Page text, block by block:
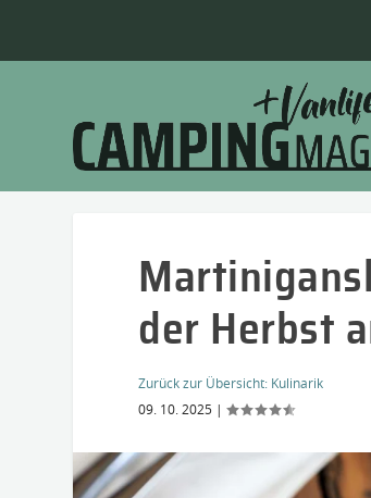
der Herbst
Zurück zur Übersicht: Kulinarik
09. 10. 2025 |